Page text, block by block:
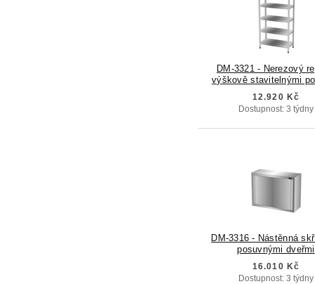
DM-3321 - Nerezový
výškově stavitelnými
12.920 Kč
Dostupnost: 3 týdny
DM-3316 - Nástěnná
posuvnými dveřmi
16.010 Kč
Dostupnost: 3 týdny